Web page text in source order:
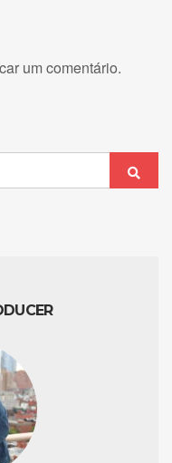
um comentário.